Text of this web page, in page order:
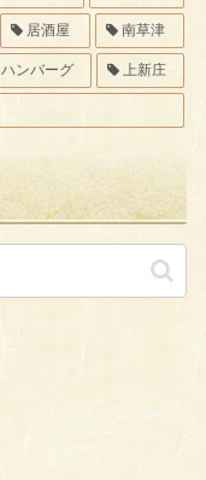
居酒屋 南草津
ハンバーグ 上新庄